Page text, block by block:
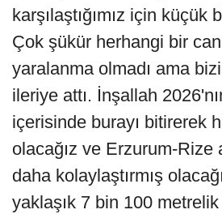
karşılaştığımız için küçük
Çok şükür herhangi bir
yaralanma olmadı ama
ileriye attı. İnşallah
içerisinde burayı bitirerek
olacağız ve Erzurum-Rize
daha kolaylaştırmış
yaklaşık 7 bin 100 metrelik